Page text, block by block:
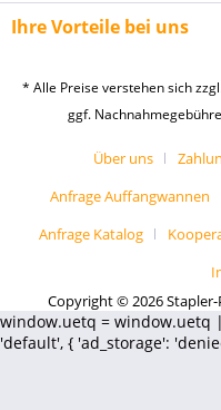
Ihre Vorteile bei uns
* Alle Preise verstehen sich
ggf.
Über uns
Anfrage Auffangwannen
Anfrage Katalog
Copyright © 2026
window.uetq =
'default', { 'ad_storage':